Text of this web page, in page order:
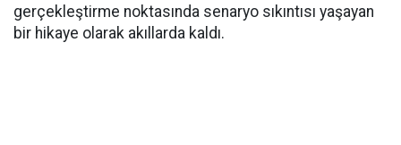
gerçekleştirme noktasında senaryo sıkıntısı yaşayan
bir hikaye olarak akıllarda kaldı.